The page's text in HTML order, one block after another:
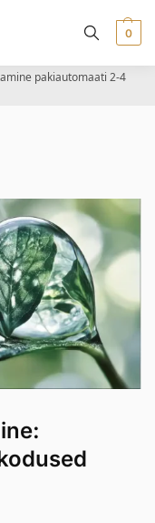
0
pakiautomaati 2-4